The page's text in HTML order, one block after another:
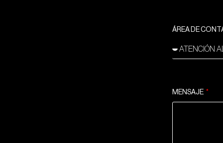
ÁREA DE
MENSAJE